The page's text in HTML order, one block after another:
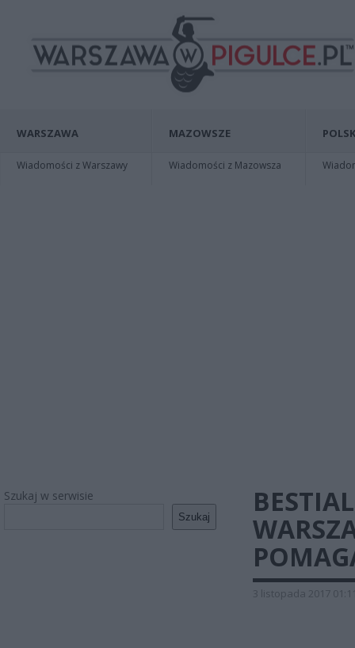
WARSZAWA
Wiadomości z Warszawy
MAZOWSZE
Wiadomości z Mazowsza
Szukaj w serwisie
Szukaj
3 listopada 2017